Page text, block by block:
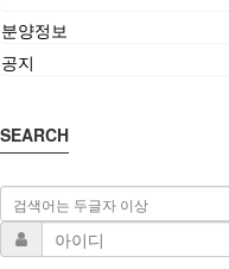
분양정보
공지
SEARCH